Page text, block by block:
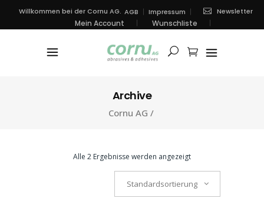
Willkommen bei der Cornu AG. AGB Impressum Newsletter
Mein Account Wunschliste
Archive
Cornu AG /
Alle 2 Ergebnisse werden angezeigt
Standardsortierung